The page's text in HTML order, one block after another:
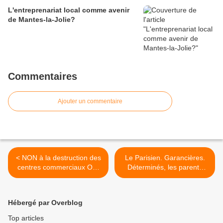
L'entreprenariat local comme avenir
de Mantes-la-Jolie?
Commentaires
Ajouter un commentaire
< NON à la destruction des
centres commerciaux OUI
au commerce de proximité
Le Parisien. Garancières.
Déterminés, les parents
obtiennent l'ouverture d'une
Hébergé par Overblog
Top articles